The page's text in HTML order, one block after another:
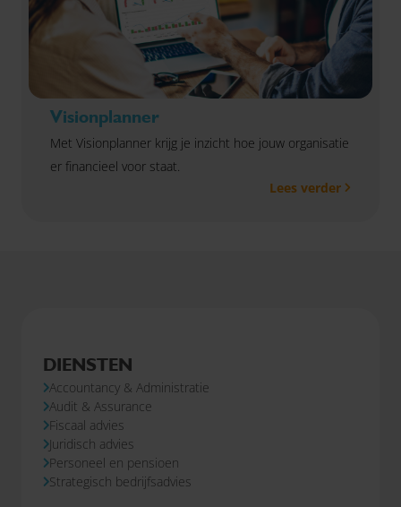
Visionplanner
Met Visionplanner krijg je inzicht hoe jouw organisatie
er financieel voor staat.
Lees verder
DIENSTEN
Accountancy & Administratie
Audit & Assurance
Fiscaal advies
Juridisch advies
Personeel en pensioen
Strategisch bedrijfsadvies